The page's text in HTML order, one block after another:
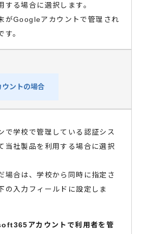
する場合に選択します。
がGoogleアカウントで管理され
す。
ウントの場合
で学校で管理している認証シス
当社製品を利用する場合に選択
場合は、学校から同時に指定さ
の入力フィールドに設定しま
アカウントで利用者を管